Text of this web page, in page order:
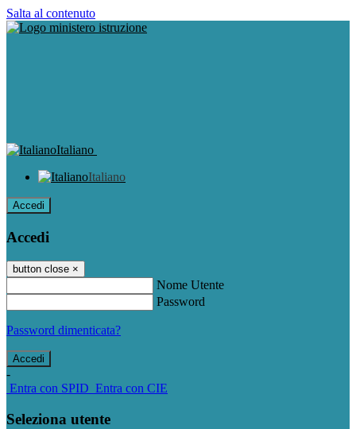
Salta al contenuto
Italiano
Italiano
Accedi
Accedi
button close ×
Nome Utente
Password
Password dimenticata?
-
Entra con SPID Entra con CIE
Seleziona utente